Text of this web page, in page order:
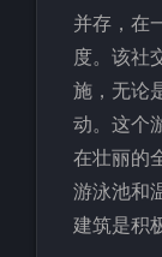
并存，在
度。该社
施，无论
动。这个
在壮丽的
游泳池和
建筑是积